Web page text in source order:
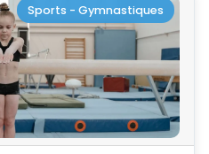
Sports - Gymnastiques